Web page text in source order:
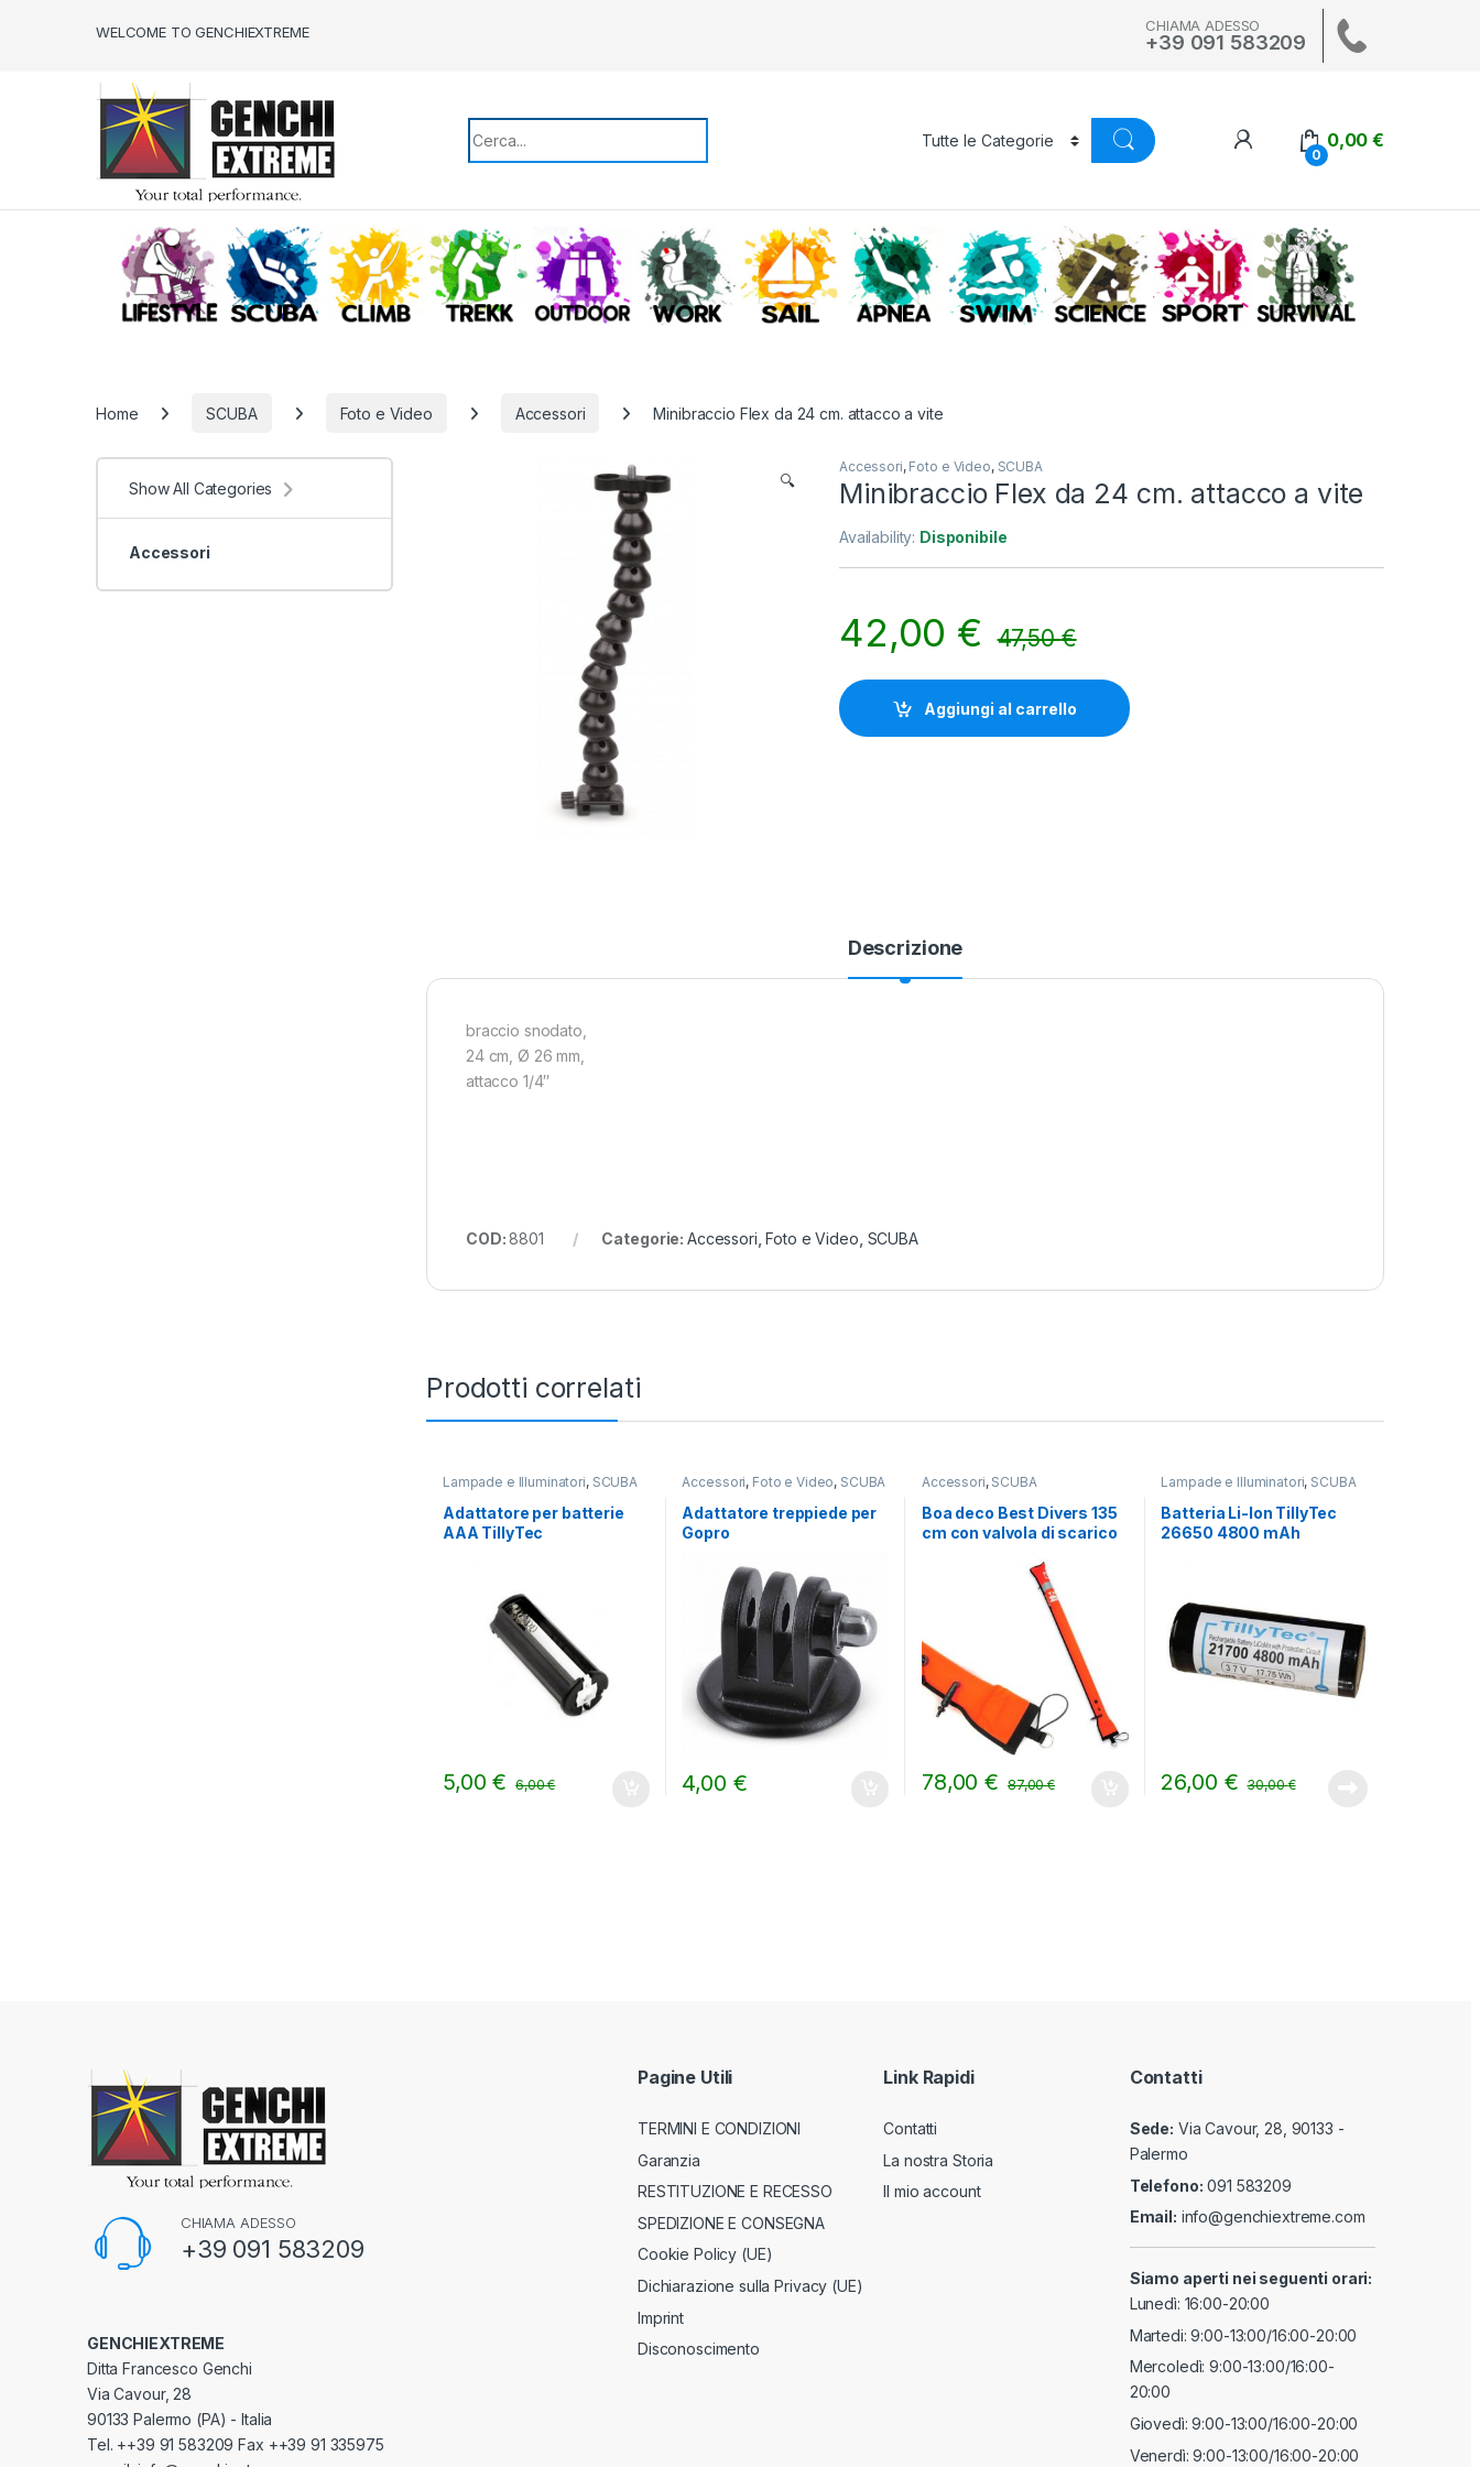
WELCOME TO GENCHIEXTREME CHIAMA ADESSO
+39 091 583209
Search for:
0
0,00€
LIFESTYLE SCUBA CLIMB TREKKING OUTDOOR WORK SAIL APNEA SWIM SCIENCE ALTRI SPORT
Home SCUBA Foto e Video Accessori Minibraccio Flex da 24 cm. attacco a vite
🔍
Accessori, Foto e Video, SCUBA
Minibraccio Flex da 24 cm. attacco a vite
Availability: Disponibile
42,00 € 47,50€
Aggiungi al carrello
Descrizione
braccio snodato,
24 cm, Ø 26 mm,
attacco 1/4″
COD:8801 Categorie: Accessori,Foto e Video, SCUBA
Prodotti correlati
Lampade e Illuminatori, SCUBA
Adattatore per batterie
AAA TillyTec
5,00€ 6,00€
Accessori, Foto e Video, SCUBA
Adattatore treppiede per
Gopro
4,00 €
Accessori, SCUBA
Boa deco Best Divers 135
cm con valvola di scarico
78,00€ 87,00€
Lampade e Illuminatori, SCUBA
Batteria Li-Ion TillyTec
26650 4800 mAh
26,00 € 30,00€
Show All Categories
Accessori
CHIAMA ADESSO
+39 091 583209
GENCHIEXTREME
Ditta Francesco Genchi
Via Cavour, 28
90133 Palermo (PA) - Italia
Tel. ++39 91 583209 Fax ++39 91 335975
Pagine Utili
TERMINI E CONDIZIONI
Garanzia
RESTITUZIONE E RECESSO
SPEDIZIONE E CONSEGNA
Cookie Policy (UE)
Dichiarazione sulla Privacy (UE)
Imprint
Disconoscimento
Link Rapidi
Contatti
La nostra Storia
Il mio account
Contatti
Sede: Via Cavour, 28, 90133 -
Palermo
Telefono: 091 583209
Email: info@genchiextreme.com
Siamo aperti nei seguenti orari:
Lunedì: 16:00-20:00
Martedi: 9:00-13:00/16:00-20:00
Mercoledì: 9:00-13:00/16:00-
20:00
Giovedì: 9:00-13:00/16:00-20:00
Venerdì: 9:00-13:00/16:00-20:00